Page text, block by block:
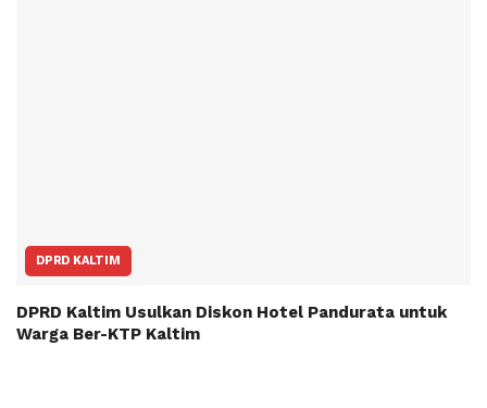
DPRD KALTIM
DPRD Kaltim Usulkan Diskon Hotel Pandurata untuk
Warga Ber-KTP Kaltim